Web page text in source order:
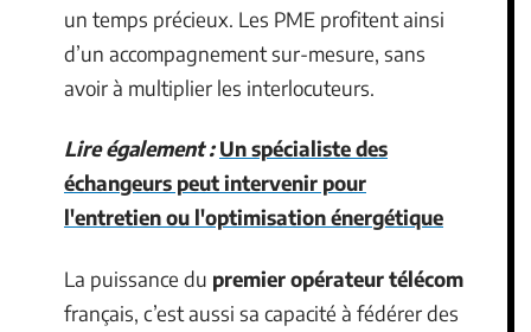
un temps précieux. Les PME profitent ainsi
d’un accompagnement sur-mesure, sans
avoir à multiplier les interlocuteurs.
Lire également : Un spécialiste des
échangeurs peut intervenir pour
l'entretien ou l'optimisation énergétique
La puissance du premier opérateur télécom
français, c’est aussi sa capacité à fédérer des